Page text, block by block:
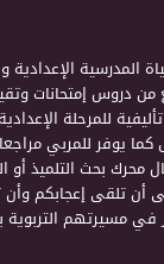
المدرسية الإعدادية
من دروس إمتحانات
للمرحلة
كما يوفر للمربي
محرك بحث التلميذ
أن تلقى إعجابكم وأن
في مسيرتهم التربوية